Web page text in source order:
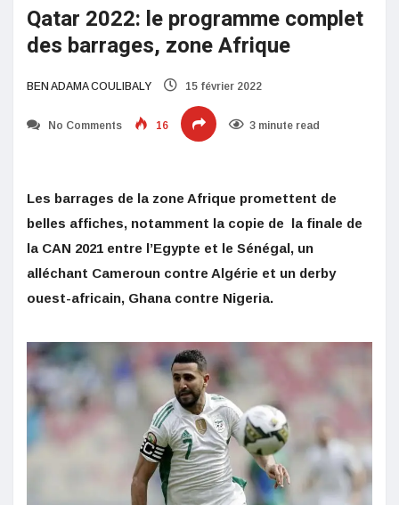
Qatar 2022: le programme complet
des barrages, zone Afrique
BEN ADAMA COULIBALY 15 février 2022
No Comments 16 3 minute read
Les barrages de la zone Afrique promettent de
belles affiches, notamment la copie de la finale de
la CAN 2021 entre l’Egypte et le Sénégal, un
alléchant Cameroun contre Algérie et un derby
ouest-africain, Ghana contre Nigeria.